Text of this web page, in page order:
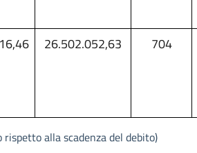
26.502.052,63 704
alla scadenza del debito)